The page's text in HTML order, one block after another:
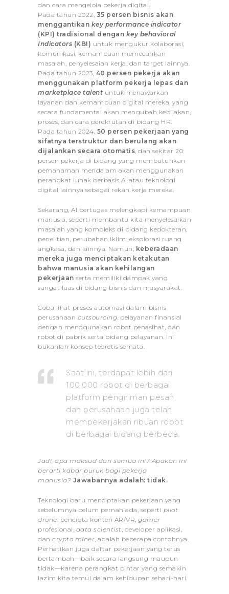
dan cara mengelola pekerja digital.
Pada tahun 2022, 35 persen bisnis akan
menggantikan key performance indicator
(KPI) tradisional dengan key behavioral
Indicators (KBI) untuk mengukur kolaborasi,
komunikasi, kemampuan memecahkan
masalah, penyelesaian kerja, dan target lainnya.
Pada tahun 2023, 40 persen pekerja akan
menggunakan platform pekerja lepas dan
marketplace talent untuk menawarkan
layanan dan kemampuan digital mereka, yang
secara fundamental akan mengubah kebijakan,
proses, dan cara perekrutan di bidang HR.
Pada tahun 2024, 50 persen pekerjaan yang
sifatnya terstruktur dan berulang akan
dijalankan secara otomatis , dan sekitar 20
persen pekerja di bidang yang membutuhkan
pemahaman mendalam akan menggunakan
perangkat lunak berbasis AI atau teknologi
digital lainnya sebagai rekan kerja mereka.
Sekarang, AI bertugas melengkapi kemampuan
manusia, seperti membantu kita menyelesaikan
masalah yang kompleks di bidang kedokteran,
penelitian, perubahan iklim, eksplorasi ruang
angkasa, dan lainnya. Namun,
keberadaan
mereka juga menciptakan ketakutan
bahwa manusia akan kehilangan
pekerjaan serta memiliki dampak yang
sangat luas di bidang bisnis dan masyarakat.
Coba lihat proses automasi dalam bisnis
perusahaan outsourcing , pelayanan finansial
dengan menggunakan robot penasihat, dan
robot di pabrik serta bidang pelayanan. Ini
bukanlah konsep teoretis semata.
Saat ini, terdapat lebih dari
100.000 robot di berbagai
platform pengiriman pesan,
dan perusahaan juga telah
mempekerjakan ribuan robot
di berbagai bidang berbeda.
Jadi, apa maksud dari semua ini? Apakah ini
berarti kabar buruk bagi pekerja
manusia? Jawabannya adalah: tidak.
Teknologi baru menciptakan pekerjaan yang
sebelumnya belum pernah ada, seperti pilot
drone , pencipta konten AR/VR, gamer
profesional, data scientist , developer aplikasi,
dan crypto miner , adalah beberapa contohnya.
Perhatikan juga daftar pekerjaan yang terus
bertambah—baik secara langsung maupun
tidak—karena perangkat pintar yang semakin
lazim kita temui dalam kehidupan sehari-hari.